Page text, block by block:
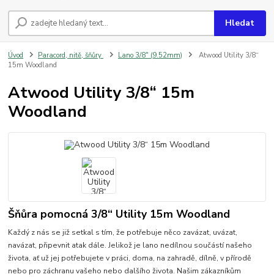
Hledat
Úvod Paracord, nitě, šňůry Lano 3/8" (9.52mm)
Atwood Utility 3/8“
15m Woodland
Atwood Utility 3/8“ 15m
Woodland
Šňůra pomocná 3/8“ Utility 15m Woodland
Každý z nás se již setkal s tím, že potřebuje něco zavázat, uvázat,
navázat, připevnit atak dále. Jelikož je lano nedílnou součástí našeho
života, ať už jej potřebujete v práci, doma, na zahradě, dílně, v přírodě
nebo pro záchranu vašeho nebo dalšího života. Našim zákazníkům